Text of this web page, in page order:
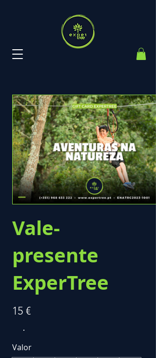
Vale-
presente
ExperTree
15 €
Valor